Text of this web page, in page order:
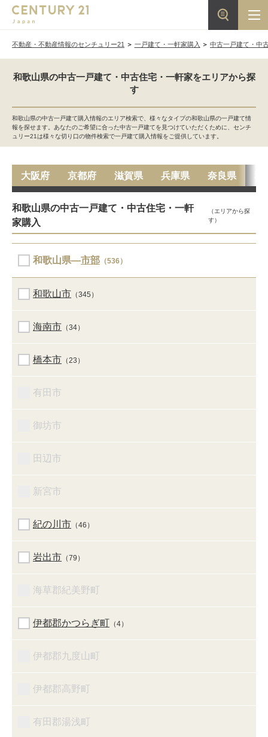
不動産・不動産情報のセンチュリー21 一戸建て・一軒家購入 中古一戸建て・中
和歌山県の中古一戸建て・中古住宅・一軒家をエリアから探
す
和歌山県の中古一戸建て購入情報のエリア検索で、様々なタイプの和歌山県の一戸建て情
報を探せます。あなたのご希望に合った中古一戸建てを見つけていただくために、センチ
ュリー21は様々な切り口の物件検索で一戸建て購入情報をご提供しています。
大阪府 京都府 滋賀県 兵庫県 奈良県
和歌山県の中古一戸建て・中古住宅・一軒
家購入
（エリアから探
す）
和歌山県―市部 （536）
和歌山市 （345）
海南市 （34）
橋本市 （23）
有田市
御坊市
田辺市
新宮市
紀の川市 （46）
岩出市 （79）
海草郡紀美野町
伊都郡かつらぎ町 （4）
伊都郡九度山町
伊都郡高野町
有田郡湯浅町